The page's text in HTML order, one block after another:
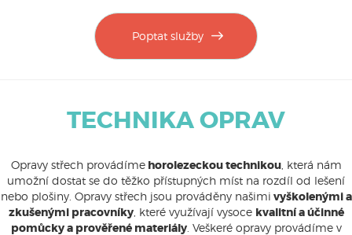
Poptat služby
TECHNIKA OPRAV
Opravy střech provádímehorolezeckou technikou, která nám
umožní dostat se do těžko přístupných míst na rozdíl od lešení
nebo plošiny. Opravy střech jsou prováděny našimi vyškolenými a
zkušenými pracovníky, které využívají vysoce kvalitní a účinné
pomůcky a prověřené materiály. Veškeré opravy provádíme v